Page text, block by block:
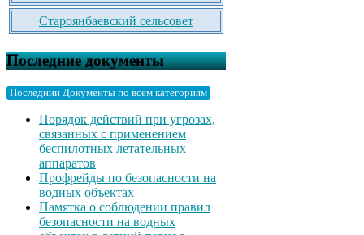
Староянбаевский сельсовет
Последние документы
Последнии Документы по всем категориям
Порядок действий при угрозах,
связанных с применением
беспилотных летательных
аппаратов
Профрейды по безопасности на
водных объектах
Памятка о соблюдении правил
безопасности на водных